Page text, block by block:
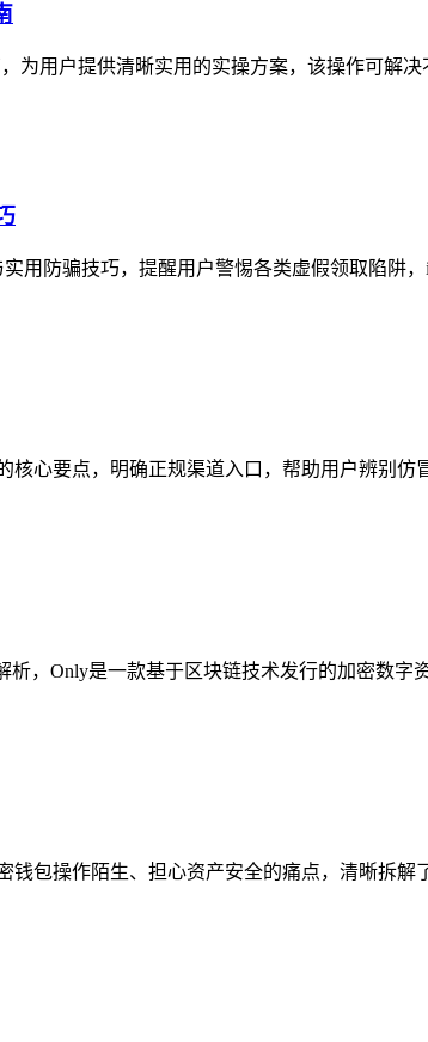
为用户提供清晰实用的实操方案，该操作可解
用防骗技巧，提醒用户警惕各类虚假领取陷阱
心要点，明确正规渠道入口，帮助用户辨别
，Only是一款基于区块链技术发行的加密数字
包操作陌生、担心资产安全的痛点，清晰拆